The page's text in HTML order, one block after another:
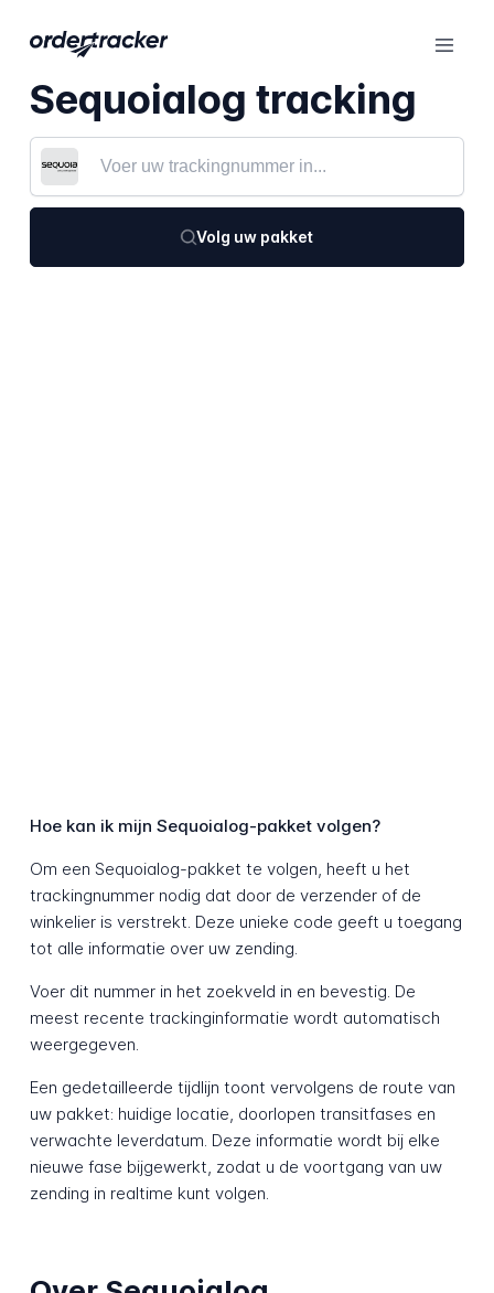
Sequoialog tracking
Volg uw pakket
Hoe kan ik mijn Sequoialog-pakket volgen?
Om een Sequoialog-pakket te volgen, heeft u het
trackingnummer nodig dat door de verzender of de
winkelier is verstrekt. Deze unieke code geeft u toegang
tot alle informatie over uw zending.
Voer dit nummer in het zoekveld in en bevestig. De
meest recente trackinginformatie wordt automatisch
weergegeven.
Een gedetailleerde tijdlijn toont vervolgens de route van
uw pakket: huidige locatie, doorlopen transitfases en
verwachte leverdatum. Deze informatie wordt bij elke
nieuwe fase bijgewerkt, zodat u de voortgang van uw
zending in realtime kunt volgen.